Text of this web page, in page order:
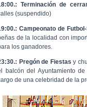
Terminación de
(suspendido)
Campeonato de
de la localidad con
los ganadores.
Pregón de Fiestasy
balcón del Ayuntamiento
de una celebridad de la